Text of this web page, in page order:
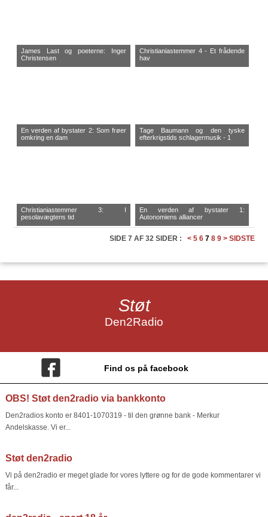
James Last og poeterne: Inger
Christensen
Christianiastemmer 4 - Et frådende
hav
En verden af bystater 2: Som frøer
omkring en dam
Tage Baumann og den tyske
efterkrigstids schlagermusik - 1
Christianiastemmer 3: I
pesolavægtens tid
En verden af bystater 1:
Autonomiens alliancer
SIDE 7 AF 32 SIDER : < 5 6 7 8 9 > SIDSTE
Støt
Den2Radio
Find os på facebook
OBS! Støt den2radio via bankkonto
Den2radios konto er 8401-1070319 - til den grønne bank - Merkur
Andelskasse. Vi er...
Støt den2radio
Vi på den2radio er meget glade for vores lyttere og for de gode kommentarer vi
får...